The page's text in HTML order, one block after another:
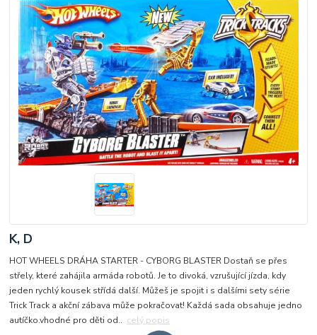
K, D
HOT WHEELS DRÁHA STARTER - CYBORG BLASTER Dostaň se přes
střely, které zahájila armáda robotů. Je to divoká, vzrušující jízda, kdy
jeden rychlý kousek střídá další. Můžeš je spojit i s dalšími sety série
Trick Track a akční zábava může pokračovat! Každá sada obsahuje jedno
autíčko.vhodné pro děti od... celý popis